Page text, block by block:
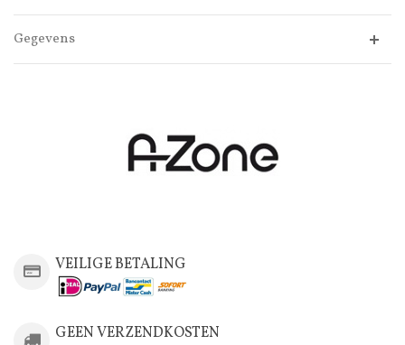
Gegevens
VEILIGE BETALING
GEEN VERZENDKOSTEN